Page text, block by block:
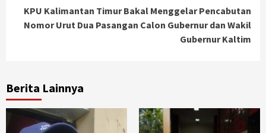
KPU Kalimantan Timur Bakal Menggelar Pencabutan
Nomor Urut Dua Pasangan Calon Gubernur dan Wakil
Gubernur Kaltim
Berita Lainnya